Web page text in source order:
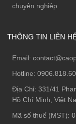
chuyên nghiệp.
THÔNG TIN LIÊN
Email:
Hotline:
Địa Chỉ: 331/41
Hồ Chí Minh, Việt
Mã số thuế (MST):